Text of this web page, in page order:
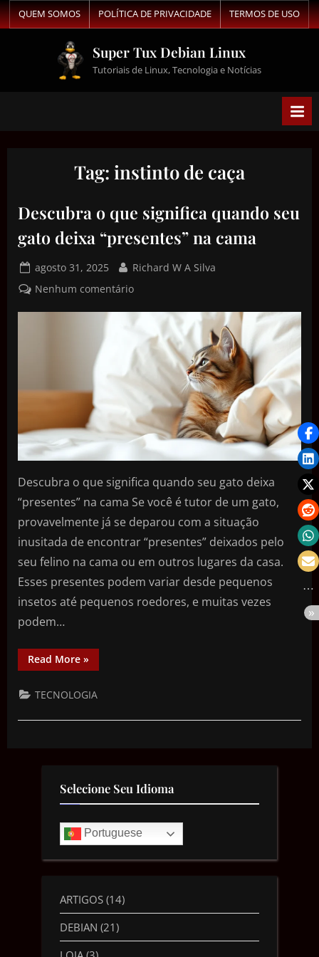
QUEM SOMOS POLÍTICA DE PRIVACIDADE TERMOS DE USO
Super Tux Debian Linux
Tutoriais de Linux, Tecnologia e Notícias
Tag: instinto de caça
Descubra o que significa quando seu
gato deixa “presentes” na cama
agosto 31, 2025
Richard W A Silva
Nenhum comentário
Descubra o que significa quando seu gato deixa
“presentes” na cama Se você é tutor de um gato,
provavelmente já se deparou com a situação
inusitada de encontrar “presentes” deixados pelo
seu felino na cama ou em outros lugares da casa.
Esses presentes podem variar desde pequenos
insetos até pequenos roedores, e muitas vezes
podem…
Read More »
TECNOLOGIA
Selecione Seu Idioma
Portuguese
ARTIGOS (14)
DEBIAN (21)